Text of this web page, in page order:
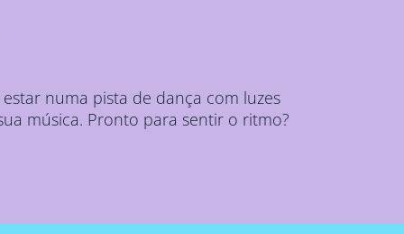
numa pista de dança com luzes
música. Pronto para sentir o ritmo?